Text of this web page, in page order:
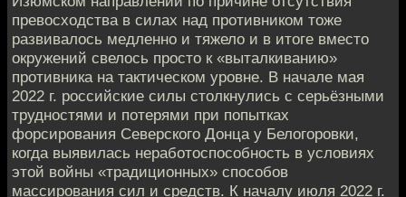
превосходства в силах над противником тоже
развивалось медленно и тяжело и в итоге вместо
окружений свелось просто к «выталкиванию»
противника на тактическом уровне. В начале мая
2022 г. российские силы столкнулись с серьёзными
трудностями и потерями при попытках
форсирования Северского Донца у Белогоровки,
когда выявилась неработоспособность в условиях
этой войны «традиционных» способов
массирования сил и средств. К началу июля 2022 г.